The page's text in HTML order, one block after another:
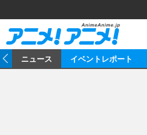
ニュース イベントレポート